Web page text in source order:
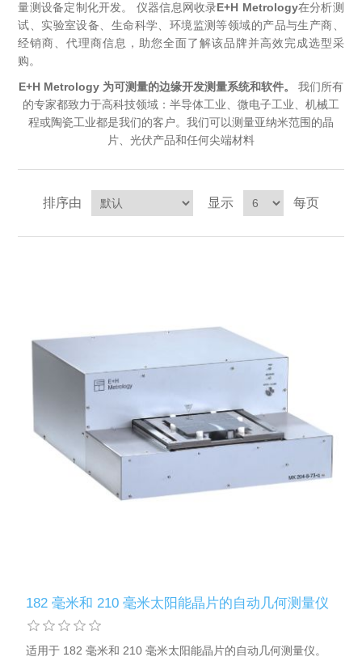
薄层电阻量测系统
X射线类
客户伙伴计划
量测设备定制化开发。 仪器信息网收录E+H Metrology在分析测
试、实验室设备、生命科学、环境监测等领域的产品与生产商、
经销商、代理商信息，助您全面了解该品牌并高效完成选型采
购。
E+H Metrology 为可测量的边缘开发测量系统和软件。 我们所有
的专家都致力于高科技领域： 半导体工业 、微电子工业
机械工
程或陶瓷工业都是我们的客户。我们可以测量亚纳米范围的晶
片、 光伏产品和任何尖端材料
排序由 显示 每页
182 毫米和 210 毫米太阳能晶片的自动⼏何测量仪
适用于 182 毫米和 210 毫米太阳能晶片的自动⼏何测量仪。